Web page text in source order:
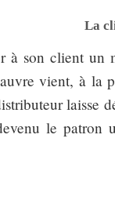
La
à son client
vient, à la
laisse
le